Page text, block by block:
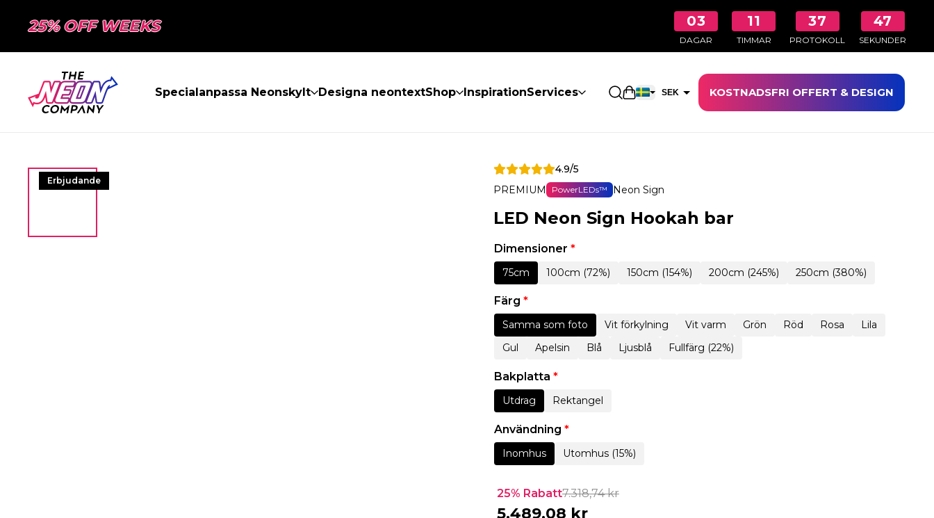
25% OFF WEEKS 03
DAGAR
11
TIMMAR
37
PROTOKOLL
46
SEKUNDER
Specialanpassa Neonskylt Designa neontextShop InspirationServices Öppna kundkorgen
SEK KOSTNADSFRI OFFERT & DESIGN
Erbjudande
4.9/5
PREMIUM
PowerLEDs™ Neon Sign
LED Neon Sign Hookah bar
Dimensioner *
75cm 100cm (72%) 150cm (154%) 200cm (245%) 250cm (380%)
Färg *
Samma som foto Vit förkylning Vit varm Grön Röd Rosa
Lila
Gul
Apelsin Blå Ljusblå Fullfärg (22%)
Bakplatta *
Utdrag Rektangel
Användning *
Inomhus Utomhus (15%)
25% Rabatt7.318,74kr
5.489,08 kr